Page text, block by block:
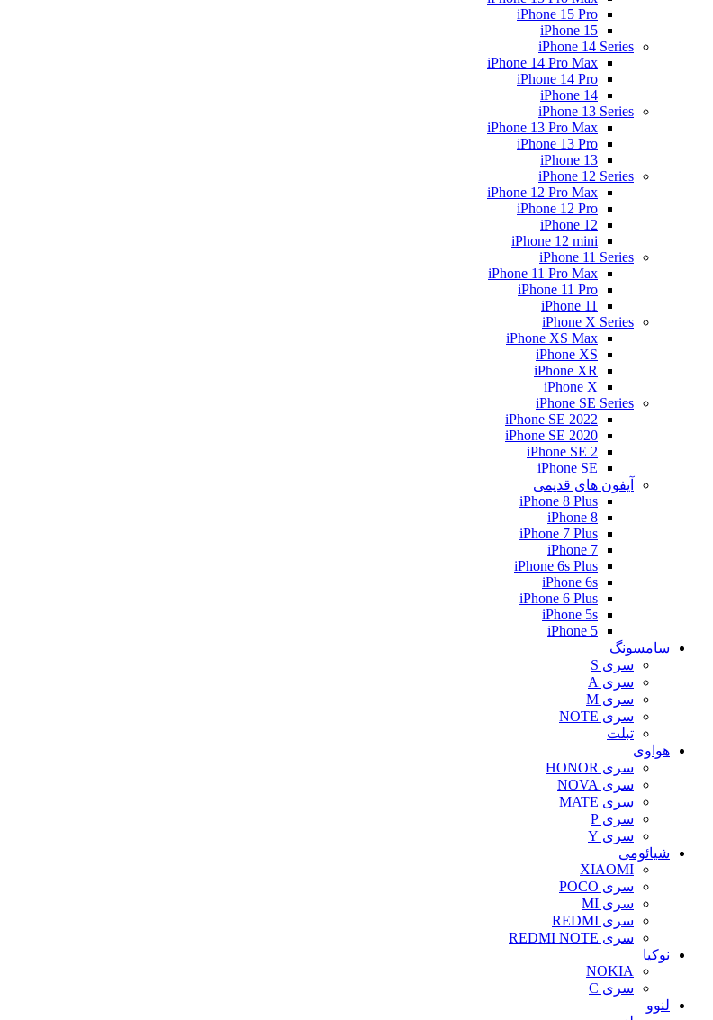
iPhone 15 Pro
iPhone 15
iPhone 14 Series
iPhone 14 Pro Max
iPhone 14 Pro
iPhone 14
iPhone 13 Series
iPhone 13 Pro Max
iPhone 13 Pro
iPhone 13
iPhone 12 Series
iPhone 12 Pro Max
iPhone 12 Pro
iPhone 12
iPhone 12 mini
iPhone 11 Series
iPhone 11 Pro Max
iPhone 11 Pro
iPhone 11
iPhone X Series
iPhone XS Max
iPhone XS
iPhone XR
iPhone X
iPhone SE Series
iPhone SE 2022
iPhone SE 2020
iPhone SE 2
iPhone SE
آیفون های قدیمی
iPhone 8 Plus
iPhone 8
iPhone 7 Plus
iPhone 7
iPhone 6s Plus
iPhone 6s
iPhone 6 Plus
iPhone 5s
iPhone 5
سامسونگ
سری S
سری A
سری M
سری NOTE
تبلت
هواوی
سری HONOR
سری NOVA
سری MATE
سری P
سری Y
شیائومی
XIAOMI
سری POCO
سری MI
سری REDMI
سری REDMI NOTE
نوکیا
NOKIA
سری C
لنوو